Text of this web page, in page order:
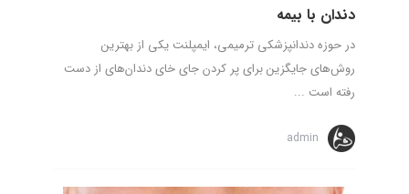
دندان با بیمه
در حوزه دندانپزشکی ترمیمی، ایمپلنت یکی از بهترین
روش‌های جایگزین برای پر کردن جای خای دندان‌های از دست
رفته است ...
admin